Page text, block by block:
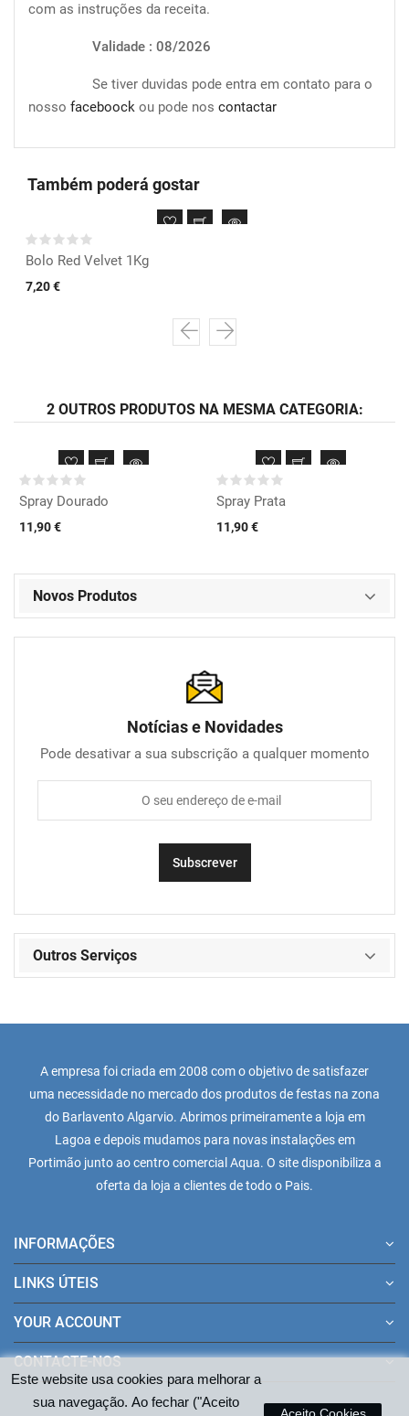
Este website usa cookies para melhorar a
sua navegação. Ao fechar ("Aceito
com as instruções da receita.
Validade : 08/2026
Se tiver duvidas pode entra em contato para o
nosso faceboock ou pode nos contactar
Também poderá gostar
Bolo Red Velvet 1Kg
7,20 €
2 OUTROS PRODUTOS NA MESMA CATEGORIA:
Spray Dourado
11,90 €
Spray Prata
11,90 €
Novos Produtos
Notícias e Novidades
Pode desativar a sua subscrição a qualquer momento
Outros Serviços
A empresa foi criada em 2008 com o objetivo de satisfazer
uma necessidade no mercado dos produtos de festas na zona
do Barlavento Algarvio. Abrimos primeiramente a loja em
Lagoa e depois mudamos para novas instalações em
Portimão junto ao centro comercial Aqua. O site disponibiliza a
oferta da loja a clientes de todo o Pais.
INFORMAÇÕES
LINKS ÚTEIS
YOUR ACCOUNT
CONTACTE-NOS